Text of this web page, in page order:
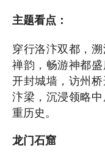
主题看点：
穿行洛汴双都，
禅韵，畅游神都
开封城墙，访州
汴梁，沉浸领略
重历史。
龙门石窟